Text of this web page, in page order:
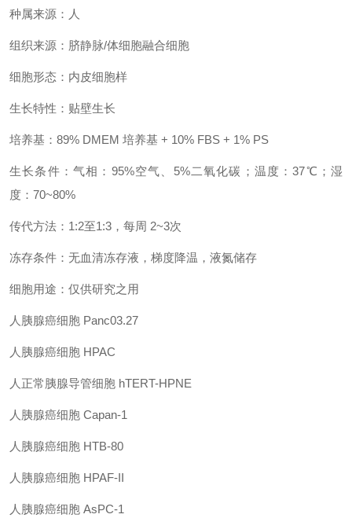
种属来源：人
组织来源：脐静脉/体细胞融合细胞
细胞形态：内皮细胞样
生长特性：贴壁生长
培养基：89% DMEM 培养基 + 10% FBS + 1% PS
生长条件：气相：95%空气、5%二氧化碳；温度：37℃；湿
度：70~80%
传代方法：1:2至1:3，每周 2~3次
冻存条件：无血清冻存液，梯度降温，液氮储存
细胞用途：仅供研究之用
人胰腺癌细胞 Panc03.27
人胰腺癌细胞 HPAC
人正常胰腺导管细胞 hTERT-HPNE
人胰腺癌细胞 Capan-1
人胰腺癌细胞 HTB-80
人胰腺癌细胞 HPAF-II
人胰腺癌细胞 AsPC-1